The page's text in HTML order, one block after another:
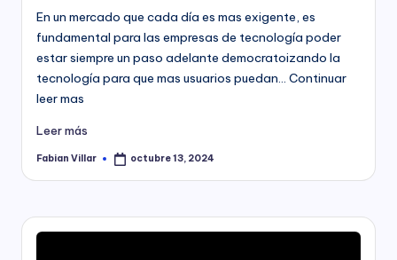
En un mercado que cada día es mas exigente, es
fundamental para las empresas de tecnología poder
estar siempre un paso adelante democratoizando la
tecnología para que mas usuarios puedan… Continuar
leer mas
Leer más
Publicado
Fabian Villar octubre 13, 2024